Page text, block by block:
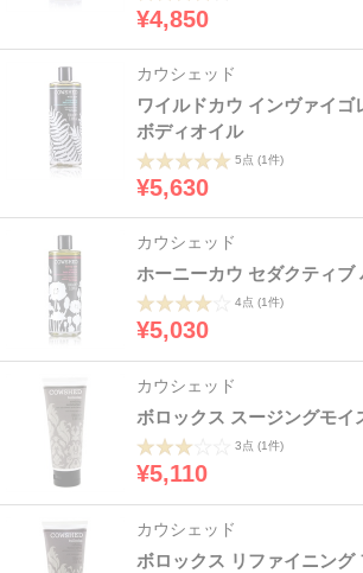
¥4,850
カウシェッド
ワイルドカウ インヴァイ
ボディオイル
5点 (1件)
¥5,630
カウシェッド
ホーニーカウ セダクティブ
4点 (1件)
¥5,030
カウシェッド
ボロックス スージングモイ
3点 (1件)
¥5,110
カウシェッド
ボロックス リファイニング